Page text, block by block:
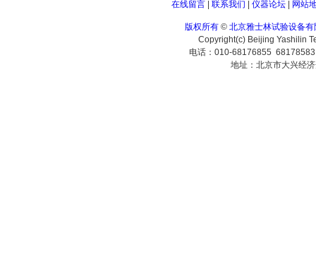
在线留言| 联系我们 仪器论坛| 网站
版权所有 © 北京雅士林试验设备有
Copyright(c) Beijing Yashilin
电话：010-68176855
地址：北京市大兴经